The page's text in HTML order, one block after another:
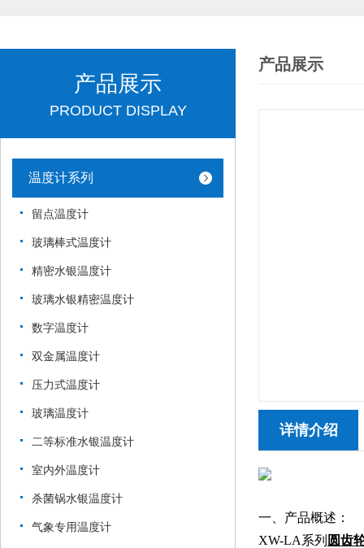
产品展示
PRODUCT DISPLAY
温度计系列
留点温度计
玻璃棒式温度计
精密水银温度计
玻璃水银精密温度计
数字温度计
双金属温度计
压力式温度计
玻璃温度计
二等标准水银温度计
室内外温度计
杀菌锅水银温度计
气象专用温度计
产品展示
详情介绍
一、产品概述：
XW-LA系列 圆齿